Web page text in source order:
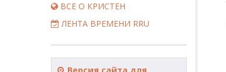
ВСЕ О КРИСТЕН
ЛЕНТА ВРЕМЕНИ RRU